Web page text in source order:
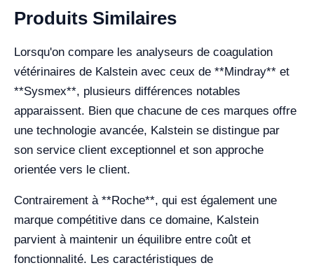
Produits Similaires
Lorsqu'on compare les analyseurs de coagulation
vétérinaires de Kalstein avec ceux de **Mindray** et
**Sysmex**, plusieurs différences notables
apparaissent. Bien que chacune de ces marques offre
une technologie avancée, Kalstein se distingue par
son service client exceptionnel et son approche
orientée vers le client.
Contrairement à **Roche**, qui est également une
marque compétitive dans ce domaine, Kalstein
parvient à maintenir un équilibre entre coût et
fonctionnalité. Les caractéristiques de